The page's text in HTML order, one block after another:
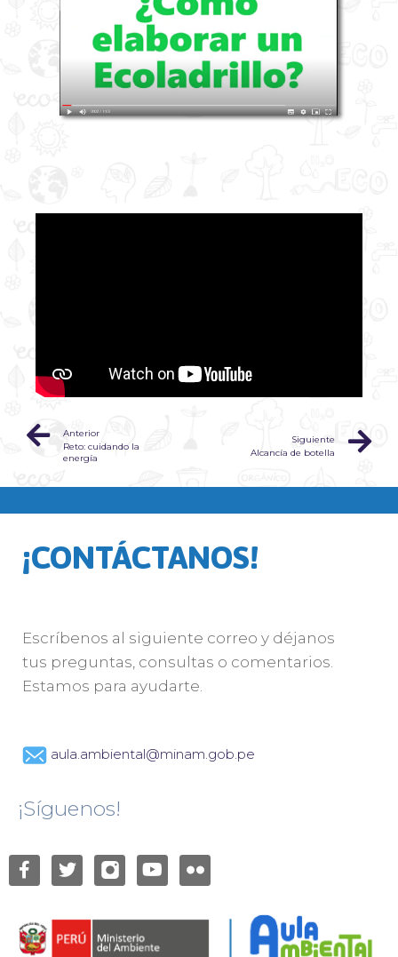
Anterior
Reto: cuidando la
energía
Siguiente
Alcancía de botella
¡CONTÁCTANOS!
Escríbenos al siguiente correo y déjanos
tus preguntas, consultas o comentarios.
Estamos para ayudarte.
aula.ambiental@minam.gob.pe
¡Síguenos!